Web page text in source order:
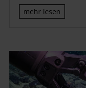
mehr lesen